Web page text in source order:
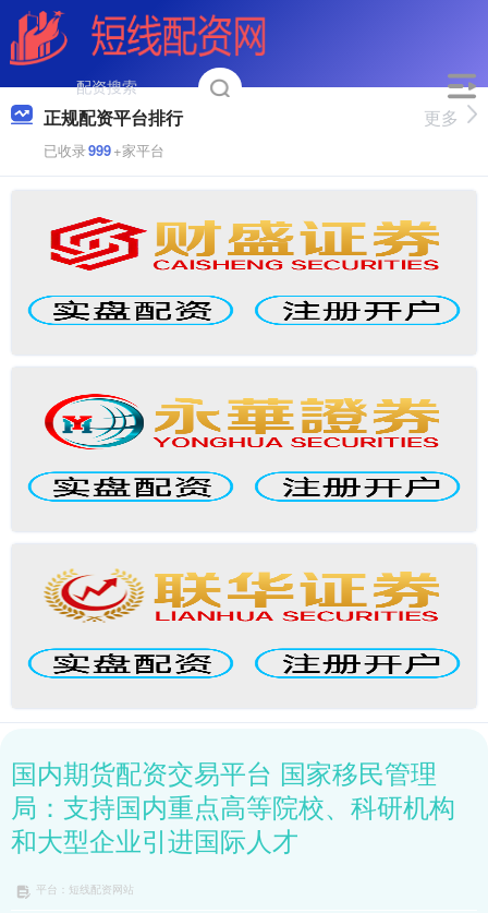
正规配资平台排行
已收录999+家平台
更多
国内期货配资交易平台 国家移民管理
局：支持国内重点高等院校、科研机构
和大型企业引进国际人才
平台：短线配资网站